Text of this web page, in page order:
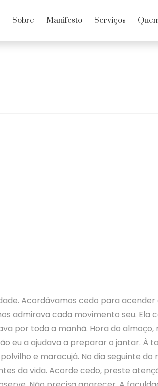
Sobre Manifesto Serviços
Acordávamos cedo para
admirava cada movimento seu.
por toda a manhã. Hora do
eu a ajudava a preparar o jantar. À
e maracujá. No dia seguinte do
da vida. Acorde cedo, preste